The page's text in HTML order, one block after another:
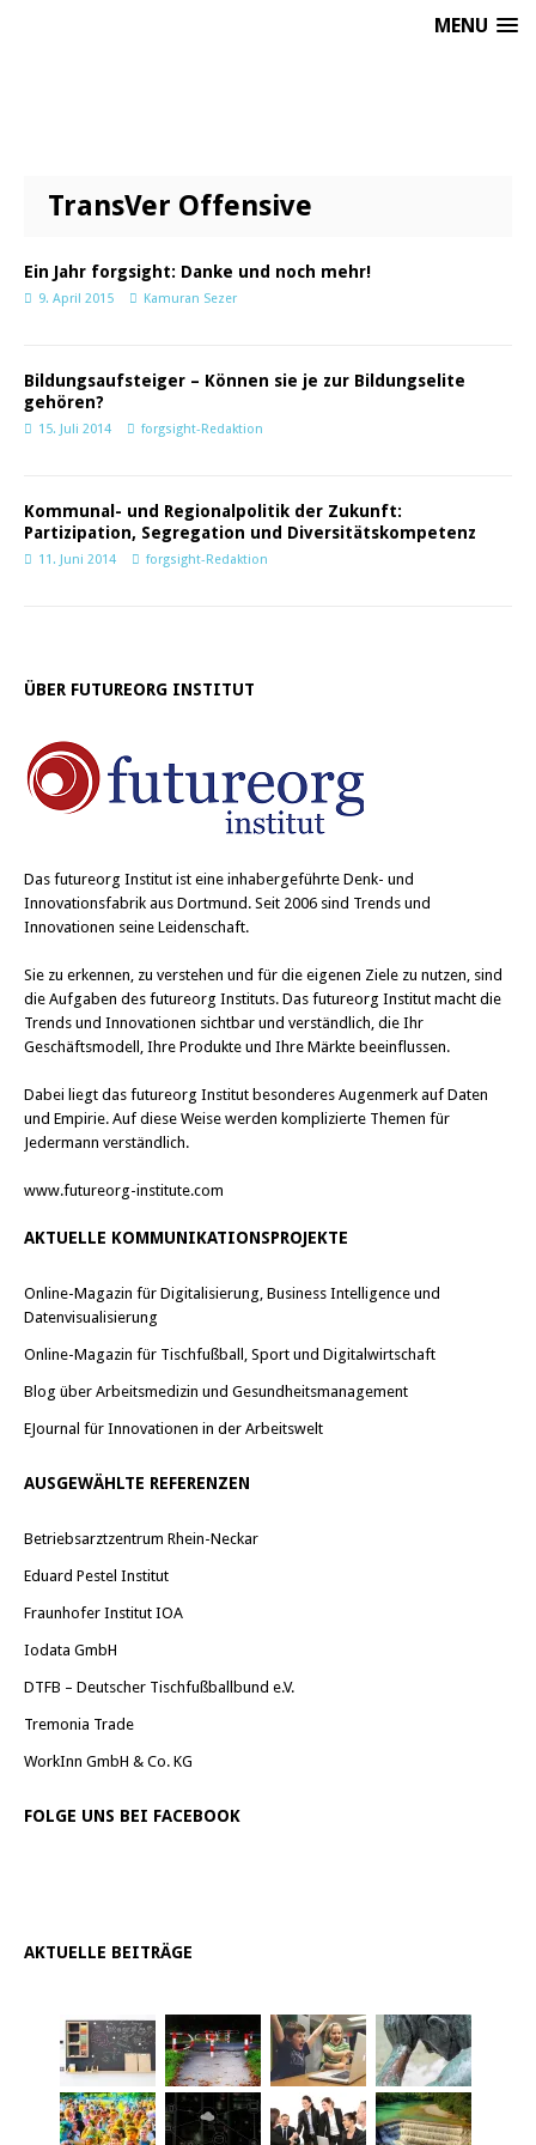
MENU
TransVer Offensive
Ein Jahr forgsight: Danke und noch mehr!
9. April 2015 Kamuran Sezer
Bildungsaufsteiger – Können sie je zur Bildungselite
gehören?
15. Juli 2014 forgsight-Redaktion
Kommunal- und Regionalpolitik der Zukunft:
Partizipation, Segregation und Diversitätskompetenz
11. Juni 2014 forgsight-Redaktion
ÜBER FUTUREORG INSTITUT
Das futureorg Institut ist eine inhabergeführte Denk- und
Innovationsfabrik aus Dortmund. Seit 2006 sind Trends und
Innovationen seine Leidenschaft.
Sie zu erkennen, zu verstehen und für die eigenen Ziele zu nutzen, sind
die Aufgaben des futureorg Instituts. Das futureorg Institut macht die
Trends und Innovationen sichtbar und verständlich, die Ihr
Geschäftsmodell, Ihre Produkte und Ihre Märkte beeinflussen.
Dabei liegt das futureorg Institut besonderes Augenmerk auf Daten
und Empirie. Auf diese Weise werden komplizierte Themen für
Jedermann verständlich.
www.futureorg-institute.com
AKTUELLE KOMMUNIKATIONSPROJEKTE
Online-Magazin für Digitalisierung, Business Intelligence und
Datenvisualisierung
Online-Magazin für Tischfußball, Sport und Digitalwirtschaft
Blog über Arbeitsmedizin und Gesundheitsmanagement
EJournal für Innovationen in der Arbeitswelt
AUSGEWÄHLTE REFERENZEN
Betriebsarztzentrum Rhein-Neckar
Eduard Pestel Institut
Fraunhofer Institut IOA
Iodata GmbH
DTFB – Deutscher Tischfußballbund e.V.
Tremonia Trade
WorkInn GmbH & Co. KG
FOLGE UNS BEI FACEBOOK
AKTUELLE BEITRÄGE